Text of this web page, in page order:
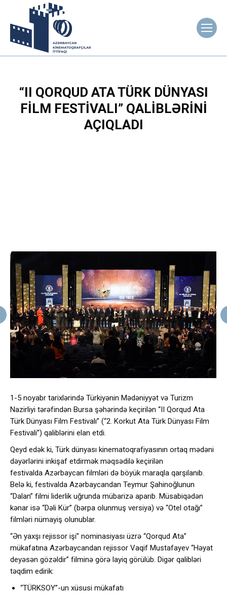
“II QORQUD ATA TÜRK DÜNYASI
FILM FESTIVALI” QALIBLƏRINI
AÇIQLADI
1-5 noyabr tarixlərində Türkiyənin Mədəniyyət və Turizm
Nazirliyi tərəfindən Bursa şəhərində keçirilən “II Qorqud Ata
Türk Dünyası Film Festivalı” (“2. Korkut Ata Türk Dünyası Film
Festivali”) qaliblərini elan etdi.
Qeyd edək ki, Türk dünyası kinematoqrafiyasının ortaq mədəni
dəyərlərini inkişaf etdirmək məqsədilə keçirilən
festivalda Azərbaycan filmləri də böyük maraqla qarşılanıb.
Belə ki, festivalda Azərbaycandan Teymur Şahinoğlunun
“Dalan” filmi liderlik uğrunda mübarizə aparıb. Müsabiqədən
kənar isə “Dəli Kür” (bərpa olunmuş versiya) və “Otel otağı”
filmləri nümayiş olunublar.
“Ən yaxşı rejissor işi” nominasiyası üzrə “Qorqud Ata”
mükafatına Azərbaycandan rejissor Vaqif Mustafayev “Həyat
deyəsən gözəldir” filminə görə layiq görülüb. Digər qalibləri
təqdim edirik:
“TÜRKSOY”-un xüsusi mükafatı